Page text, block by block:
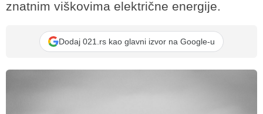
znatnim viškovima električne energije.
Dodaj 021.rs kao glavni izvor na Google-u